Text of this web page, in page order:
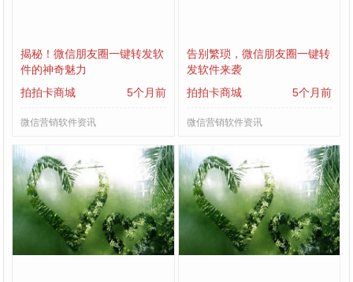
揭秘！微信朋友圈一键转发软
件的神奇魅力
拍拍卡商城
5个月前
微信营销软件资讯
告别繁琐，微信朋友圈一键转
发软件来袭
拍拍卡商城
5个月前
微信营销软件资讯